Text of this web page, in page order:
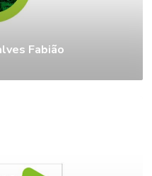
Fabião